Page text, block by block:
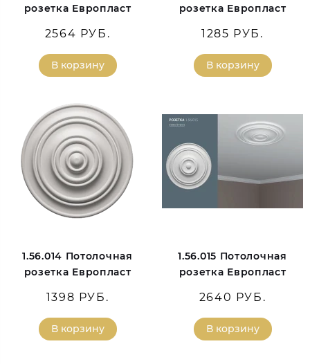
розетка Европласт
2564 РУБ.
В корзину
розетка Европласт
1285 РУБ.
В корзину
1.56.014 Потолочная
розетка Европласт
1398 РУБ.
В корзину
1.56.015 Потолочная
розетка Европласт
2640 РУБ.
В корзину